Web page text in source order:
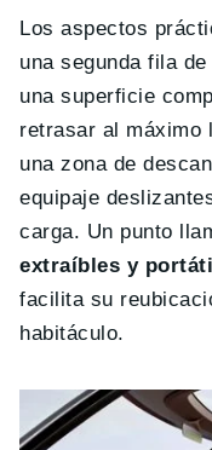
Los aspectos
una segunda fila
una superficie
retrasar al máximo
una zona de
equipaje
carga. Un punto
extraíbles y
facilita su
habitáculo.